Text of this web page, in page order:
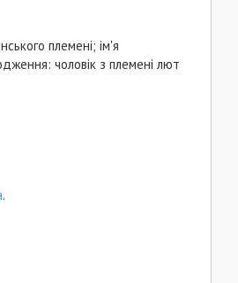
племені; ім'я
чоловік з племені лют
.